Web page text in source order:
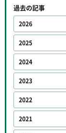
過去の記事
2026
2025
2024
2023
2022
2021